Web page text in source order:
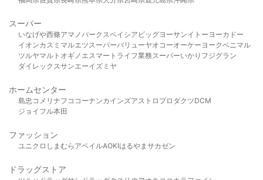
スーパー
いなげや西條アマノパークスベイシア ビッグヨーサンイトーヨーカドー
イオンカスミ マルエツスーパーバリューヤオコーオーケー ヨークベニマル
ツルヤマルト オギノ エスマート ライフ業務スーパーいかり フジグラン
ダイレックスサンエーイズミヤ
ホームセンター
島忠 コメリ ナフコ コーナンカインズアストロプロダクツDCM
ジョイフル本田
ファッション
ユニクロ しまむら アベイルAOKIはるやま サカゼン
ドラッグストア